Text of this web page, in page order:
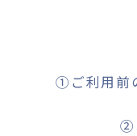
①ご利用前
②